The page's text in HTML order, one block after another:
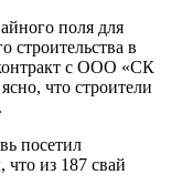
поля для
строительства в
с ООО «СК
что строители
посетил
что из 187 свай